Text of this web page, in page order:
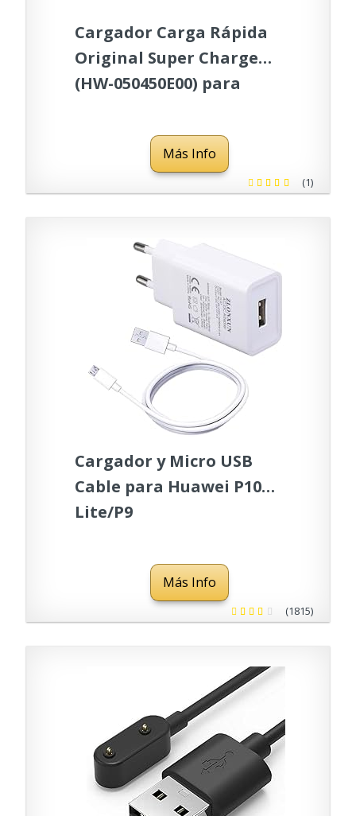
Cargador Carga Rápida
Original Super Charge
(HW-050450E00) para
P20 Lite, P20 Pro, Mate 9,
Más Info
(1)
Cargador y Micro USB
Cable para Huawei P10
Lite/P9
Lite/P Smart 2019,Mate
9/8/7, Honor 8X/7/6
Más Info
(1815)